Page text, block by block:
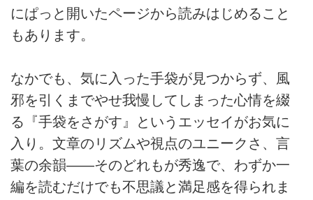
にぱっと開いたページから読みはじめること
もあります。
なかでも、気に入った手袋が見つからず、風
邪を引くまでやせ我慢してしまった心情を綴
る『手袋をさがす』というエッセイがお気に
入り。文章のリズムや視点のユニークさ、言
葉の余韻——そのどれもが秀逸で、わずか一
編を読むだけでも不思議と満足感を得られま